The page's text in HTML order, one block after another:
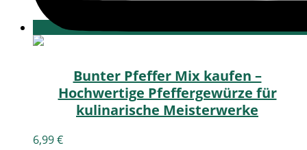
Bunter Pfeffer Mix kaufen –
Hochwertige Pfeffergewürze für
kulinarische Meisterwerke
6,99€